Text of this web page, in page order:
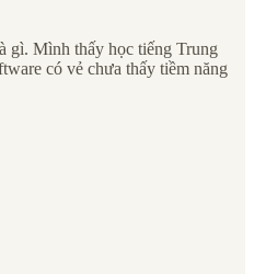
gì. Mình thấy học tiếng Trung
có vẻ chưa thấy tiềm năng